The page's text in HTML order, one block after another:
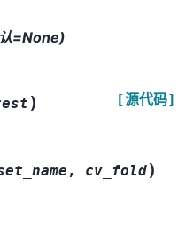
=None)
) [源代码]
, cv_fold)